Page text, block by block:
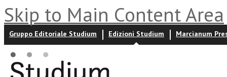
Skip to Main Content Area
Gruppo Editoriale Studium Edizioni Studium Marcianum